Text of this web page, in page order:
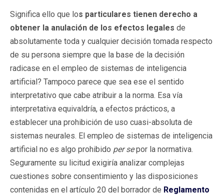
Significa ello que los particulares tienen derecho a
obtener la anulación de los efectos legales de
absolutamente toda y cualquier decisión tomada respecto
de su persona siempre que la base de la decisión
radicase en el empleo de sistemas de inteligencia
artificial? Tampoco parece que sea ese el sentido
interpretativo que cabe atribuir a la norma. Esa vía
interpretativa equivaldría, a efectos prácticos, a
establecer una prohibición de uso cuasi-absoluta de
sistemas neurales. El empleo de sistemas de inteligencia
artificial no es algo prohibido per sepor la normativa.
Seguramente su licitud exigiría analizar complejas
cuestiones sobre consentimiento y las disposiciones
contenidas en el artículo 20 del borrador de Reglamento